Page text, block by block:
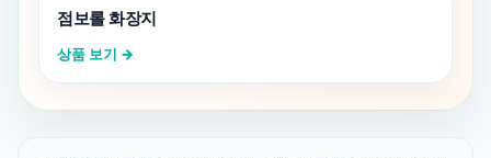
점보롤 화장지
상품 보기 →